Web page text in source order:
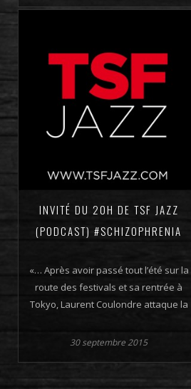
INVITÉ DU 20H DE TSF JAZZ
(PODCAST) #SCHIZOPHRENIA
«… Après avoir passé tout l’été sur la
route des festivals et sa rentrée à
Tokyo, Laurent Coulondre attaque la
30 septembre 2015